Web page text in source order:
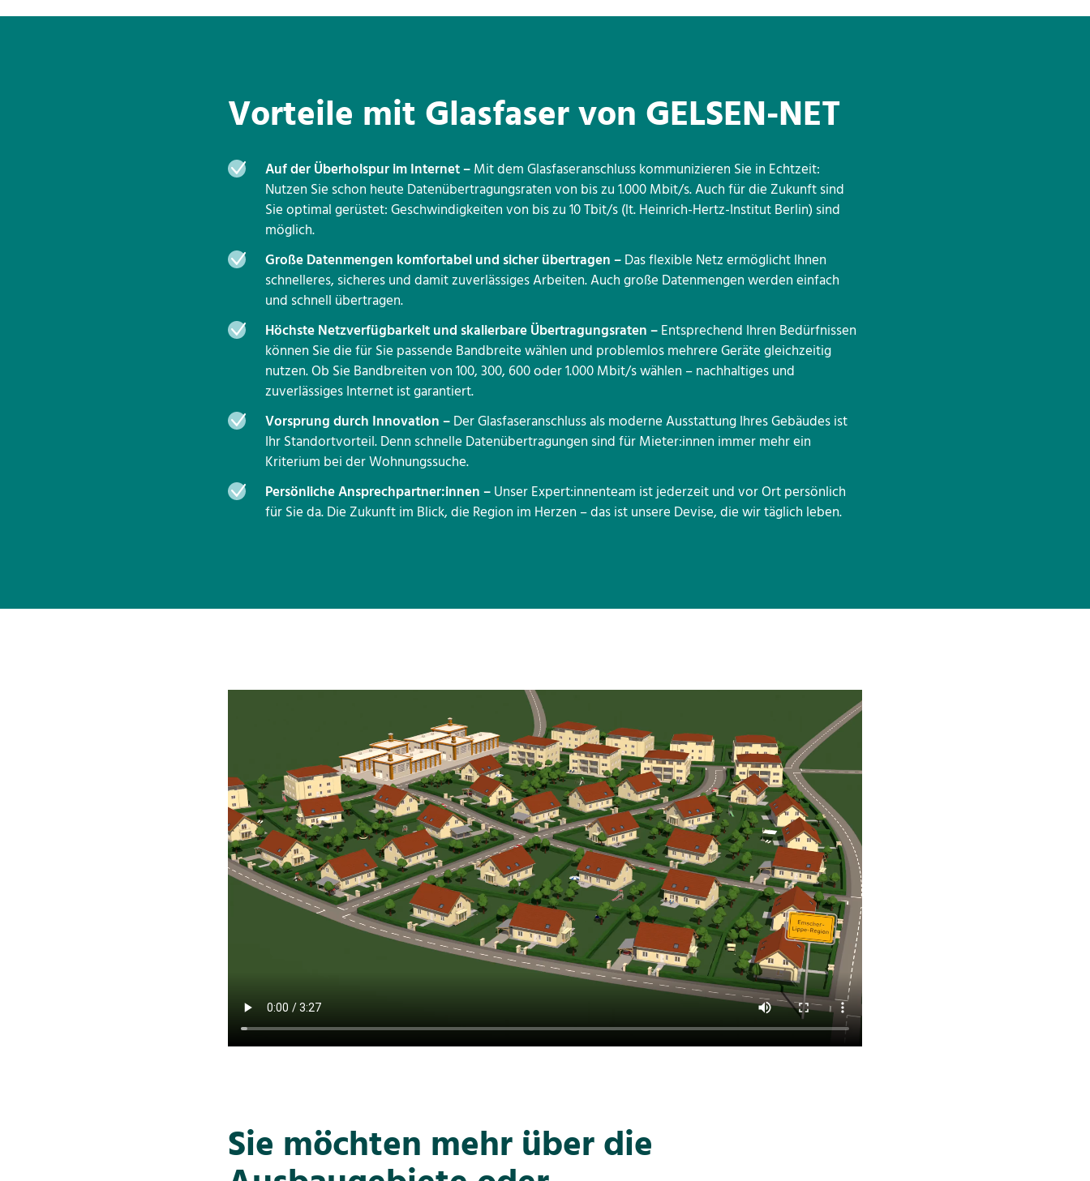
Vorteile mit Glasfaser von GELSEN-NET
Auf der Überholspur im Internet –Mit dem Glasfaseranschluss kommunizieren Sie in Echtzeit:
Nutzen Sie schon heute Datenübertragungsraten von bis zu 1.000 Mbit/s. Auch für die Zukunft sind
Sie optimal gerüstet: Geschwindigkeiten von bis zu 10 Tbit/s (lt. Heinrich-Hertz-Institut Berlin) sind
möglich.
Große Datenmengen komfortabel und sicher übertragen –Das flexible Netz ermöglicht Ihnen
schnelleres, sicheres und damit zuverlässiges Arbeiten. Auch große Datenmengen werden einfach
und schnell übertragen.
Höchste Netzverfügbarkeit und skalierbare Übertragungsraten –Entsprechend Ihren Bedürfnissen
können Sie die für Sie passende Bandbreite wählen und problemlos mehrere Geräte gleichzeitig
nutzen. Ob Sie Bandbreiten von 100, 300, 600 oder 1.000 Mbit/s wählen – nachhaltiges und
zuverlässiges Internet ist garantiert.
Vorsprung durch Innovation –Der Glasfaseranschluss als moderne Ausstattung Ihres Gebäudes ist
Ihr Standortvorteil. Denn schnelle Datenübertragungen sind für Mieter:innen immer mehr ein
Kriterium bei der Wohnungssuche.
Persönliche Ansprechpartner:innen –Unser Expert:innenteam ist jederzeit und vor Ort persönlich
für Sie da. Die Zukunft im Blick, die Region im Herzen – das ist unsere Devise, die wir täglich leben.
Sie möchten mehr über die